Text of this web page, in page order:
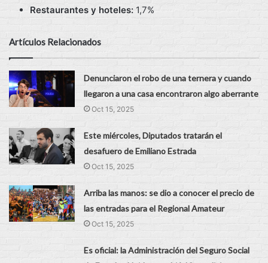
Restaurantes y hoteles: 1,7%
Artículos Relacionados
Denunciaron el robo de una ternera y cuando
llegaron a una casa encontraron algo aberrante
Oct 15, 2025
Este miércoles, Diputados tratarán el
desafuero de Emiliano Estrada
Oct 15, 2025
Arriba las manos: se dio a conocer el precio de
las entradas para el Regional Amateur
Oct 15, 2025
Es oficial: la Administración del Seguro Social